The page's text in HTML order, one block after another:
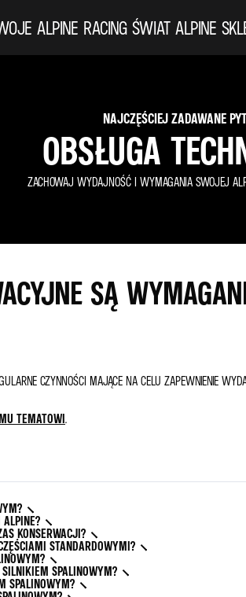
ALPINE RACING ŚWIAT ALPINE
NAJCZĘŚCIEJ ZADAWANE
OBSŁUGA
ZACHOWAJ WYDAJNOŚĆ I WYMAGANIA SWOJEJ
SĄ
CZYNNOŚCI MAJĄCE NA CELU ZAPEWNIENIE
TEMATOWI.
ALPINE?
KONSERWACJI?
STANDARDOWYMI?
SPALINOWYM?
SPALINOWYM?